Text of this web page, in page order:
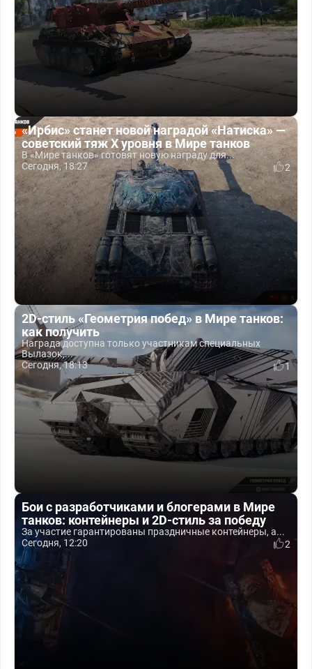
«Ирбис» станет новой наградой «Натиска» —
советский тяж X уровня в Мире танков
В «Мире танков» готовят новую награду для...
Сегодня, 18:27
2
2D-стиль «Геометрия побед» в Мире танков:
как получить
Награда доступна только участникам специальных
Вылазок,...
Сегодня, 18:13
1
Бои с разработчиками и блогерами в Мире
танков: контейнеры и 2D-стиль за победу
За участие гарантированы праздничные контейнеры, а...
Сегодня, 12:20
2